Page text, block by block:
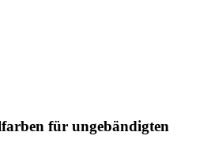
für ungebändigten